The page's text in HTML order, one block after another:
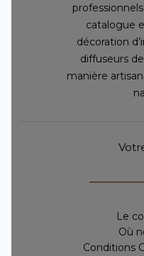
catalogue
décoration
diffuseurs
manière
Le
Où
Conditions